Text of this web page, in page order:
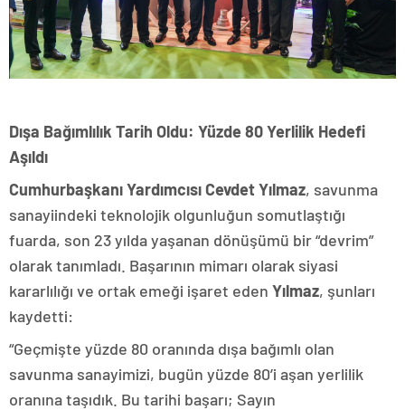
Dışa Bağımlılık Tarih Oldu: Yüzde 80 Yerlilik Hedefi
Aşıldı
Cumhurbaşkanı Yardımcısı Cevdet Yılmaz, savunma
sanayiindeki teknolojik olgunluğun somutlaştığı
fuarda, son 23 yılda yaşanan dönüşümü bir “devrim”
olarak tanımladı. Başarının mimarı olarak siyasi
kararlılığı ve ortak emeği işaret eden Yılmaz, şunları
kaydetti:
“Geçmişte yüzde 80 oranında dışa bağımlı olan
savunma sanayimizi, bugün yüzde 80’i aşan yerlilik
oranına taşıdık. Bu tarihi başarı; Sayın